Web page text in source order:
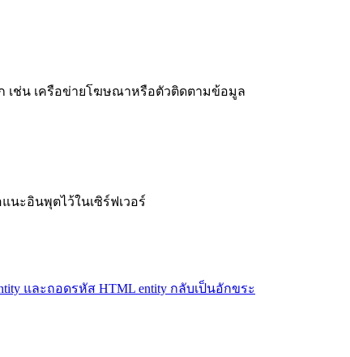
เช่น เครือข่ายโฆษณาหรือตัวติดตามข้อมูล
นะอินพุตไว้ในเซิร์ฟเวอร์
และถอดรหัส HTML entity กลับเป็นอักขระ